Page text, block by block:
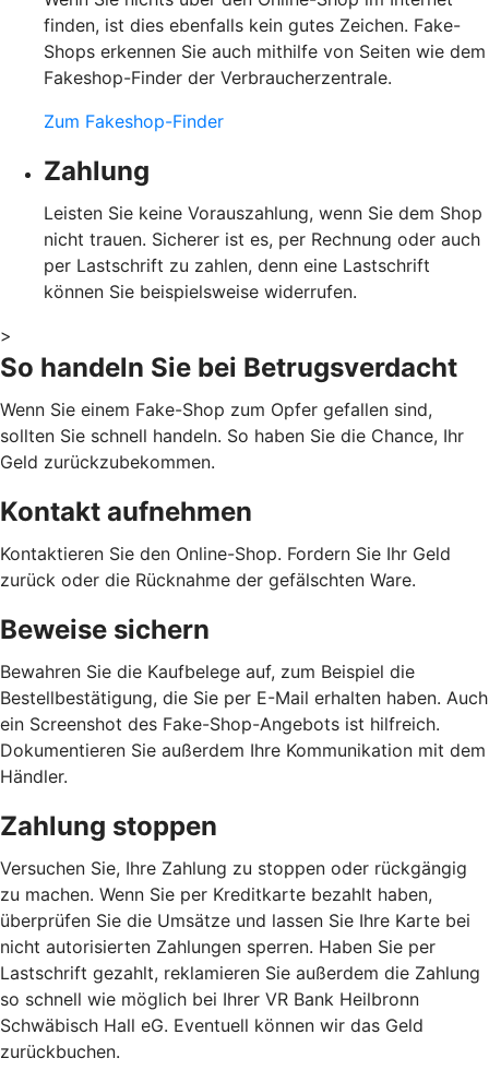
finden, ist dies ebenfalls kein gutes Zeichen. Fake-
Shops erkennen Sie auch mithilfe von Seiten wie dem
Fakeshop-Finder der Verbraucherzentrale.
Zum Fakeshop-Finder
Zahlung
Leisten Sie keine Vorauszahlung, wenn Sie dem Shop
nicht trauen. Sicherer ist es, per Rechnung oder auch
per Lastschrift zu zahlen, denn eine Lastschrift
können Sie beispielsweise widerrufen.
>
So handeln Sie bei Betrugsverdacht
Wenn Sie einem Fake-Shop zum Opfer gefallen sind,
sollten Sie schnell handeln. So haben Sie die Chance, Ihr
Geld zurückzubekommen.
Kontakt aufnehmen
Kontaktieren Sie den Online-Shop. Fordern Sie Ihr Geld
zurück oder die Rücknahme der gefälschten Ware.
Beweise sichern
Bewahren Sie die Kaufbelege auf, zum Beispiel die
Bestellbestätigung, die Sie per E-Mail erhalten haben. Auch
ein Screenshot des Fake-Shop-Angebots ist hilfreich.
Dokumentieren Sie außerdem Ihre Kommunikation mit dem
Händler.
Zahlung stoppen
Versuchen Sie, Ihre Zahlung zu stoppen oder rückgängig
zu machen. Wenn Sie per Kreditkarte bezahlt haben,
überprüfen Sie die Umsätze und lassen Sie Ihre Karte bei
nicht autorisierten Zahlungen sperren. Haben Sie per
Lastschrift gezahlt, reklamieren Sie außerdem die Zahlung
so schnell wie möglich bei Ihrer VR Bank Heilbronn
Schwäbisch Hall eG. Eventuell können wir das Geld
zurückbuchen.